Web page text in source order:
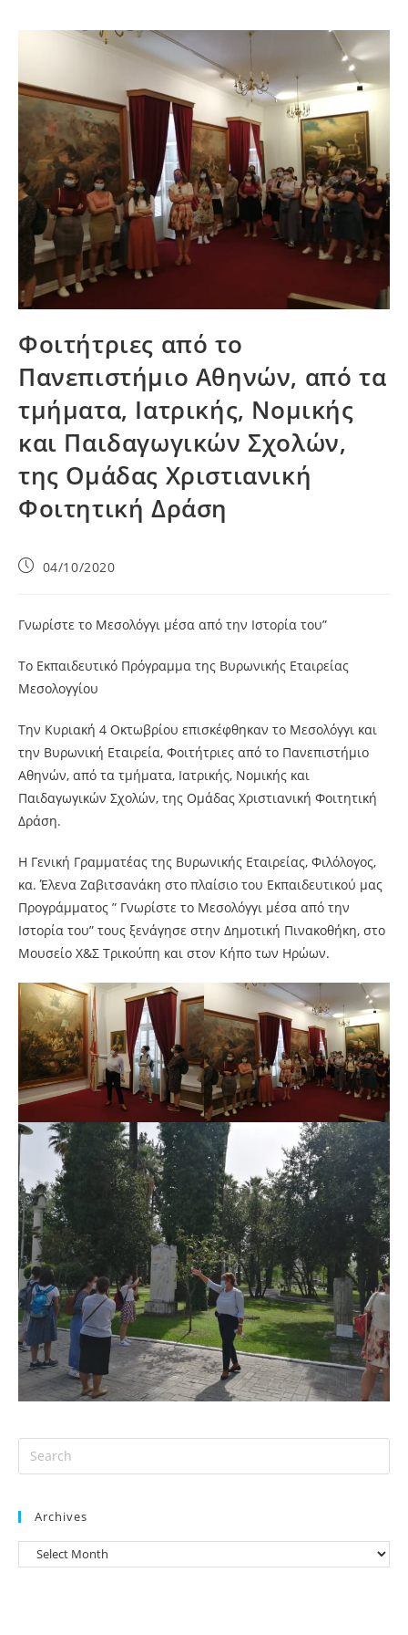
Φοιτήτριες από το
Πανεπιστήμιο Αθηνών, από τα
τμήματα, Ιατρικής, Νομικής
και Παιδαγωγικών Σχολών,
της Ομάδας Χριστιανική
Φοιτητική Δράση
04/10/2020
Γνωρίστε το Μεσολόγγι μέσα από την Ιστορία του”
Το Εκπαιδευτικό Πρόγραμμα της Βυρωνικής Εταιρείας
Μεσολογγίου
Την Κυριακή 4 Οκτωβρίου επισκέφθηκαν το Μεσολόγγι και
την Βυρωνική Εταιρεία, Φοιτήτριες από το Πανεπιστήμιο
Αθηνών, από τα τμήματα, Ιατρικής, Νομικής και
Παιδαγωγικών Σχολών, της Ομάδας Χριστιανική Φοιτητική
Δράση.
Η Γενική Γραμματέας της Βυρωνικής Εταιρείας, Φιλόλογος,
κα. Έλενα Ζαβιτσανάκη στο πλαίσιο του Εκπαιδευτικού μας
Προγράμματος ” Γνωρίστε το Μεσολόγγι μέσα από την
Ιστορία του” τους ξενάγησε στην Δημοτική Πινακοθήκη, στο
Μουσείο Χ&Σ Τρικούπη και στον Κήπο των Ηρώων.
Archives